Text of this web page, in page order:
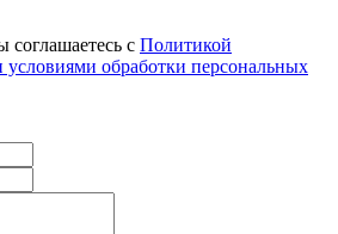
с Политикой
обработки персональных